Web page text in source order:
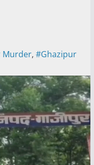
Murder, #Ghazipur